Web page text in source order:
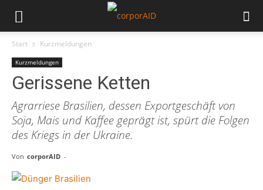
Start Kurzmeldungen
Kurzmeldungen
Gerissene Ketten
Agrarriese Brasilien, dessen Exportgeschäft von
Soja, Mais und Kaffee geprägt ist, spürt die Folgen
des Kriegs in der Ukraine.
Von corporAID -